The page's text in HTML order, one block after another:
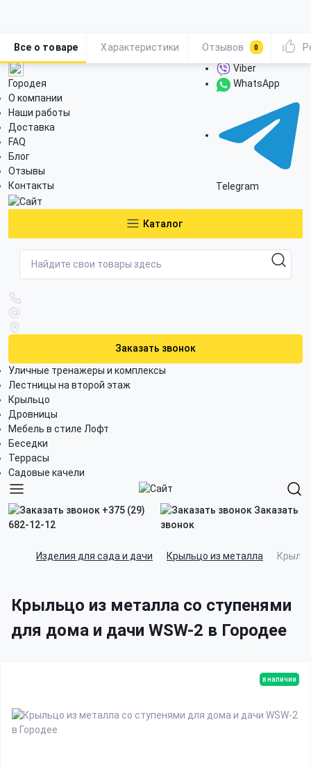
Городея
О компании
Наши работы
Доставка
FAQ
Блог
Отзывы
Контакты
Viber
WhatsApp
Telegram
Каталог
Заказать звонок
Уличные тренажеры и комплексы
Лестницы на второй этаж
Крыльцо
Дровницы
Мебель в стиле Лофт
Беседки
Террасы
Садовые качели
+375 (29)
682-12-12
Заказать
звонок
Изделия для сада и дачи Крыльцо из металла
Крыльцо из металла со ступенями
для дома и дачи WSW-2 в Городее
Все о товаре Характеристики Отзывов 0
в наличии